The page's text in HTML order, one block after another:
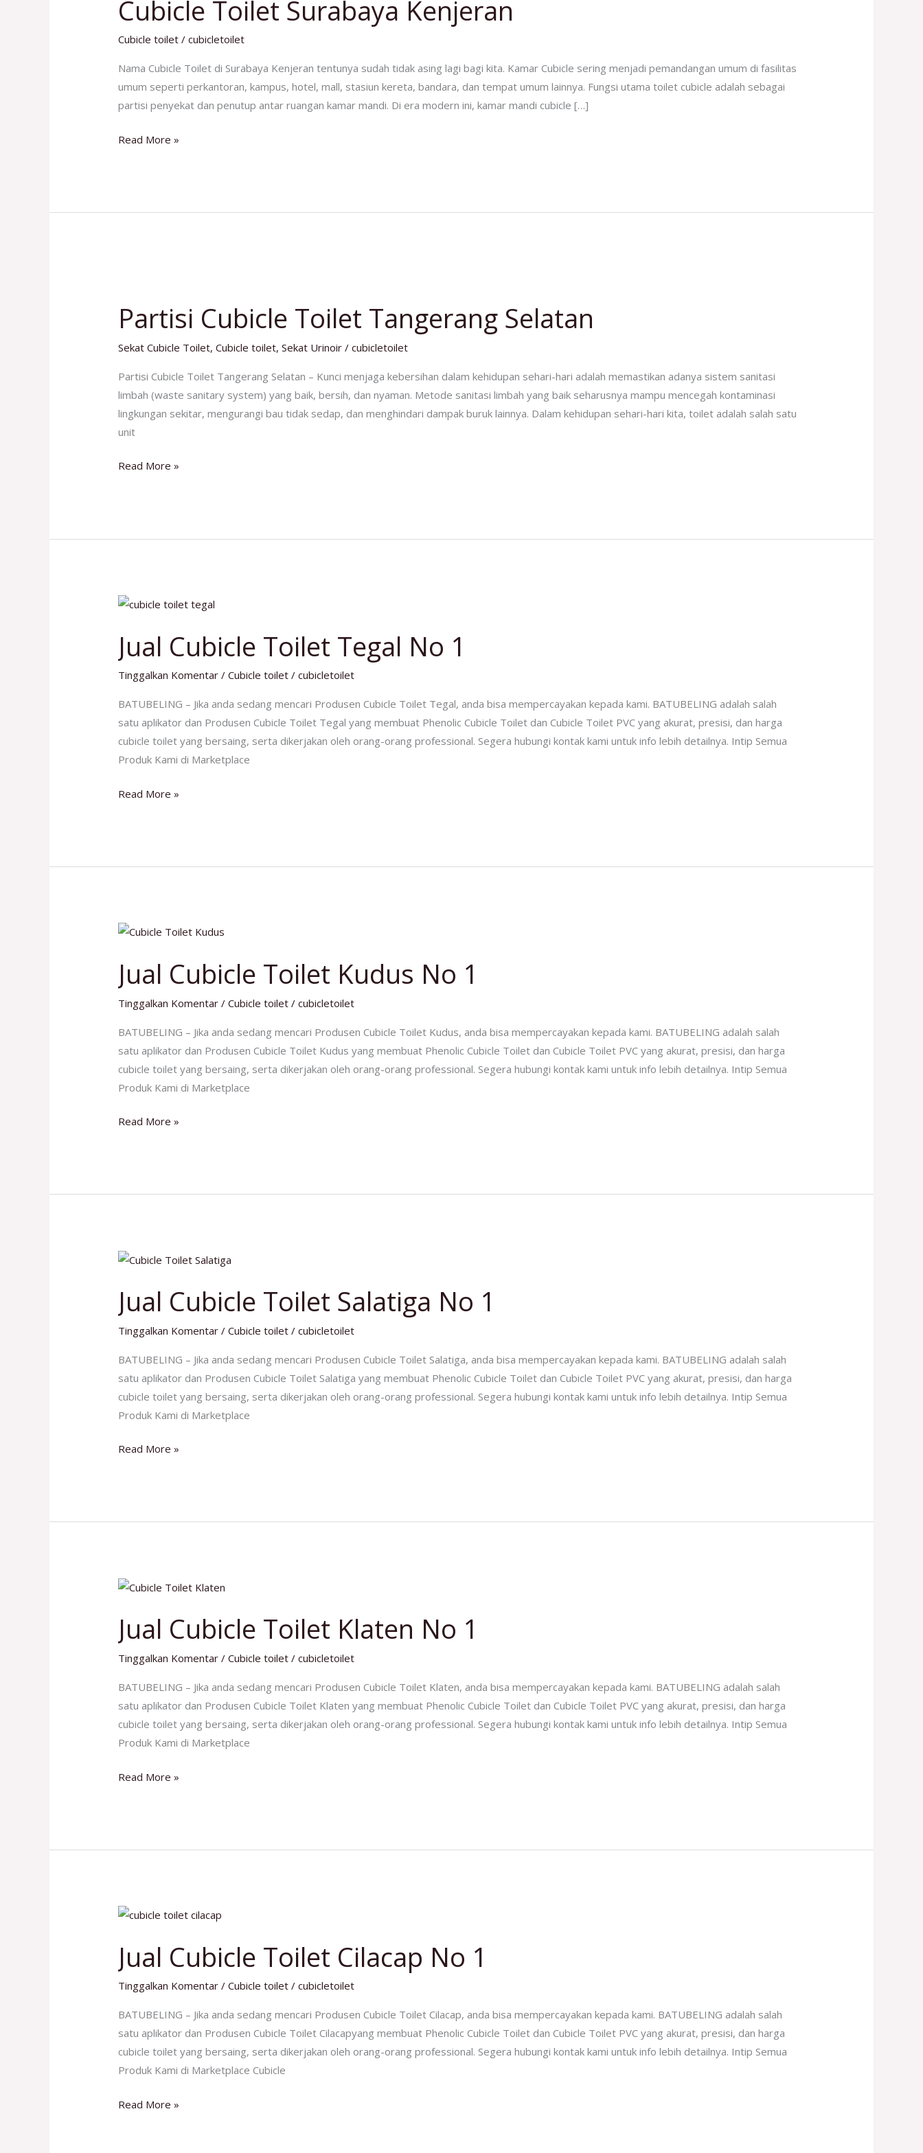
Cubicle Toilet Surabaya Kenjeran
Cubicle toilet /cubicletoilet
Nama Cubicle Toilet di Surabaya Kenjeran tentunya sudah tidak asing lagi bagi kita. Kamar Cubicle sering menjadi pemandangan umum di fasilitas
umum seperti perkantoran, kampus, hotel, mall, stasiun kereta, bandara, dan tempat umum lainnya. Fungsi utama toilet cubicle adalah sebagai
partisi penyekat dan penutup antar ruangan kamar mandi. Di era modern ini, kamar mandi cubicle […]
Surabaya
Kenjeran
Read More »
Partisi Cubicle Toilet Tangerang Selatan
Sekat Cubicle Toilet,Cubicle toilet,Sekat Urinoir /cubicletoilet
Partisi Cubicle Toilet Tangerang Selatan – Kunci menjaga kebersihan dalam kehidupan sehari-hari adalah memastikan adanya sistem sanitasi
limbah (waste sanitary system) yang baik, bersih, dan nyaman. Metode sanitasi limbah yang baik seharusnya mampu mencegah kontaminasi
lingkungan sekitar, mengurangi bau tidak sedap, dan menghindari dampak buruk lainnya. Dalam kehidupan sehari-hari kita, toilet adalah salah satu
unit
Toilet
Tangerang
Selatan
Read More »
Jual Cubicle Toilet Tegal No 1
Tinggalkan Komentar /Cubicle toilet /cubicletoilet
BATUBELING – Jika anda sedang mencari Produsen Cubicle Toilet Tegal, anda bisa mempercayakan kepada kami. BATUBELING adalah salah
satu aplikator dan Produsen Cubicle Toilet Tegal yang membuat Phenolic Cubicle Toilet dan Cubicle Toilet PVC yang akurat, presisi, dan harga
cubicle toilet yang bersaing, serta dikerjakan oleh orang-orang professional. Segera hubungi kontak kami untuk info lebih detailnya. Intip Semua
Produk Kami di Marketplace
Jual
Toilet
Tegal
No
Read More »
Jual Cubicle Toilet Kudus No 1
Tinggalkan Komentar /Cubicle toilet /cubicletoilet
BATUBELING – Jika anda sedang mencari Produsen Cubicle Toilet Kudus, anda bisa mempercayakan kepada kami. BATUBELING adalah salah
satu aplikator dan Produsen Cubicle Toilet Kudus yang membuat Phenolic Cubicle Toilet dan Cubicle Toilet PVC yang akurat, presisi, dan harga
cubicle toilet yang bersaing, serta dikerjakan oleh orang-orang professional. Segera hubungi kontak kami untuk info lebih detailnya. Intip Semua
Produk Kami di Marketplace
Jual
Toilet
Kudus
No
Read More »
Jual Cubicle Toilet Salatiga No 1
Tinggalkan Komentar /Cubicle toilet /cubicletoilet
BATUBELING – Jika anda sedang mencari Produsen Cubicle Toilet Salatiga, anda bisa mempercayakan kepada kami. BATUBELING adalah salah
satu aplikator dan Produsen Cubicle Toilet Salatiga yang membuat Phenolic Cubicle Toilet dan Cubicle Toilet PVC yang akurat, presisi, dan harga
cubicle toilet yang bersaing, serta dikerjakan oleh orang-orang professional. Segera hubungi kontak kami untuk info lebih detailnya. Intip Semua
Produk Kami di Marketplace
Jual
Toilet
Salatiga
No
Read More »
Jual Cubicle Toilet Klaten No 1
Tinggalkan Komentar /Cubicle toilet /cubicletoilet
BATUBELING – Jika anda sedang mencari Produsen Cubicle Toilet Klaten, anda bisa mempercayakan kepada kami. BATUBELING adalah salah
satu aplikator dan Produsen Cubicle Toilet Klaten yang membuat Phenolic Cubicle Toilet dan Cubicle Toilet PVC yang akurat, presisi, dan harga
cubicle toilet yang bersaing, serta dikerjakan oleh orang-orang professional. Segera hubungi kontak kami untuk info lebih detailnya. Intip Semua
Produk Kami di Marketplace
Jual
Toilet
Klaten
No
Read More »
Jual Cubicle Toilet Cilacap No 1
Tinggalkan Komentar /Cubicle toilet /cubicletoilet
BATUBELING – Jika anda sedang mencari Produsen Cubicle Toilet Cilacap, anda bisa mempercayakan kepada kami. BATUBELING adalah salah
satu aplikator dan Produsen Cubicle Toilet Cilacapyang membuat Phenolic Cubicle Toilet dan Cubicle Toilet PVC yang akurat, presisi, dan harga
cubicle toilet yang bersaing, serta dikerjakan oleh orang-orang professional. Segera hubungi kontak kami untuk info lebih detailnya. Intip Semua
Produk Kami di Marketplace Cubicle
Jual
Toilet
Cilacap
No
Read More »